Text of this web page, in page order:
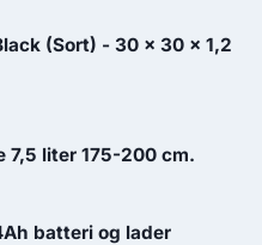
(Sort) - 30 x 30 x 1,2
liter 175-200 cm.
batteri og lader